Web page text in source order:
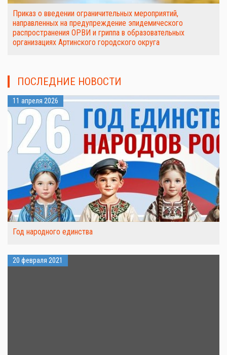
Приказ о введении ограничительных мероприятий,
направленных на предупреждение эпидемического
распространения ОРВИ и гриппа в образовательных
организациях Артинского городского округа
ПОСЛЕДНИЕ НОВОСТИ
11 апреля 2026
Год народного единства
20 февраля 2021